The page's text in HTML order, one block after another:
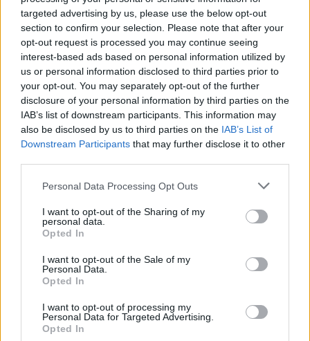
targeted advertising by us, please use the below opt-out
section to confirm your selection. Please note that after your
opt-out request is processed you may continue seeing
interest-based ads based on personal information utilized by
us or personal information disclosed to third parties prior to
your opt-out. You may separately opt-out of the further
disclosure of your personal information by third parties on the
IAB’s list of downstream participants. This information may
also be disclosed by us to third parties on the IAB’s List of
Downstream Participants that may further disclose it to other
Personal Data Processing Opt Outs
I want to opt-out of the Sharing of my
personal data.
Opted In
I want to opt-out of the Sale of my
Personal Data.
Opted In
I want to opt-out of processing my
Personal Data for Targeted Advertising.
Opted In
ferido grave
desta sexta-feira, dia...
8 Agosto, 2026 - 00:43